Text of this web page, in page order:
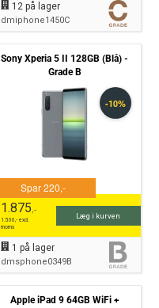
12på lager
dmiphone1450C
Sony Xperia 5 II 128GB (Blå) -
Grade B
1.875,-
1.500,- excl.
moms
Læg i kurven
1 på lager
dmsphone0349B
Apple iPad 9 64GB WiFi +